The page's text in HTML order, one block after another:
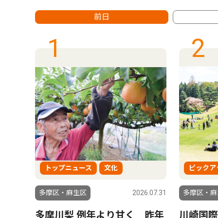
前日
1
トップニュース 文化
多摩区・麻生区 2026.07.31
多摩川梨 例年より甘く 昨年
2
ピック
多摩区・
川崎国